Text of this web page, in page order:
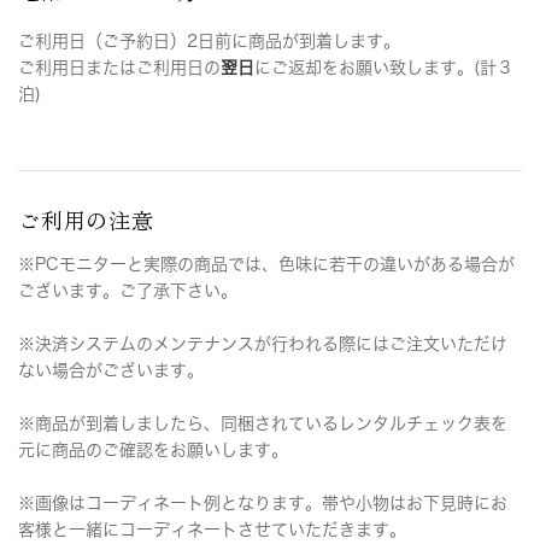
ご利用日（ご予約日）2日前に商品が到着します。
ご利用日またはご利用日の翌日 にご返却をお願い致します。(計３
泊)
ご利用の注意
※PCモニターと実際の商品では、色味に若干の違いがある場合が
ございます。ご了承下さい。
※決済システムのメンテナンスが行われる際にはご注文いただけ
ない場合がございます。
※商品が到着しましたら、同梱されているレンタルチェック表を
元に商品のご確認をお願いします。
※画像はコーディネート例となります。帯や小物はお下見時にお
客様と一緒にコーディネートさせていただきます。